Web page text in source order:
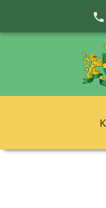
Ugrás a fő 